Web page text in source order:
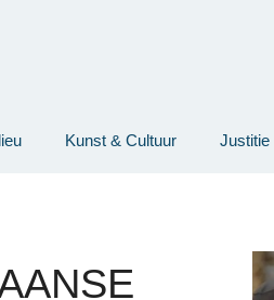
Kunst & Cultuur Justitie